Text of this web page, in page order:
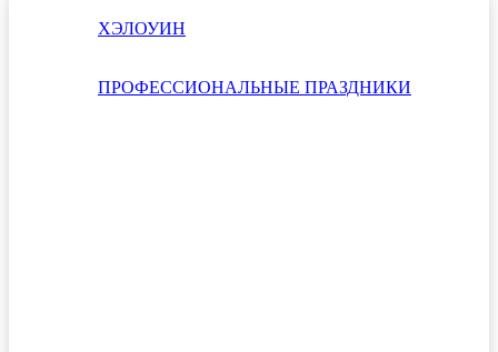
ХЭЛОУИН
ПРОФЕССИОНАЛЬНЫЕ ПРАЗДНИКИ